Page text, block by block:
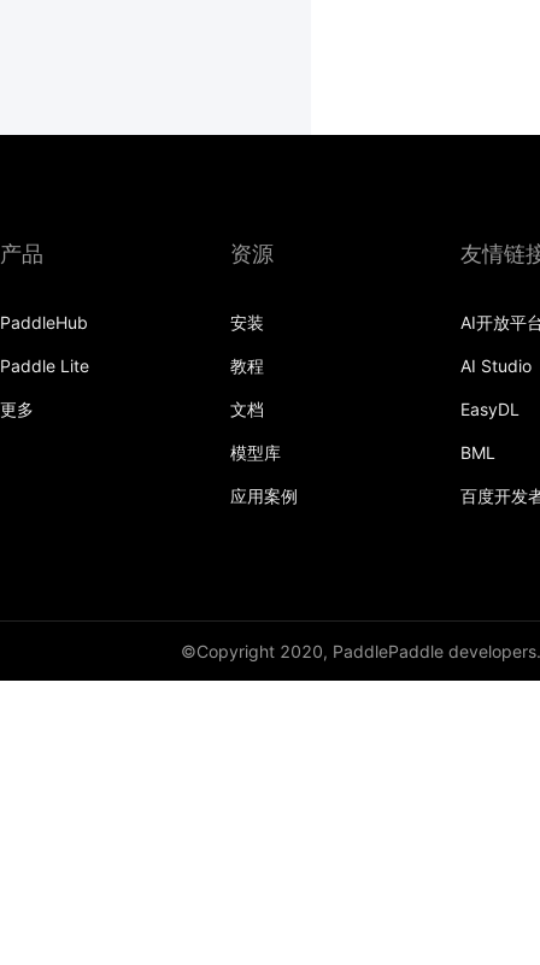
产品
PaddleHub
Paddle Lite
更多
资源
安装
教程
文档
模型库
应用案例
友情链
AI开放平
AI Studio
EasyDL
BML
百度开发
©Copyright 2020, PaddlePaddle developers.